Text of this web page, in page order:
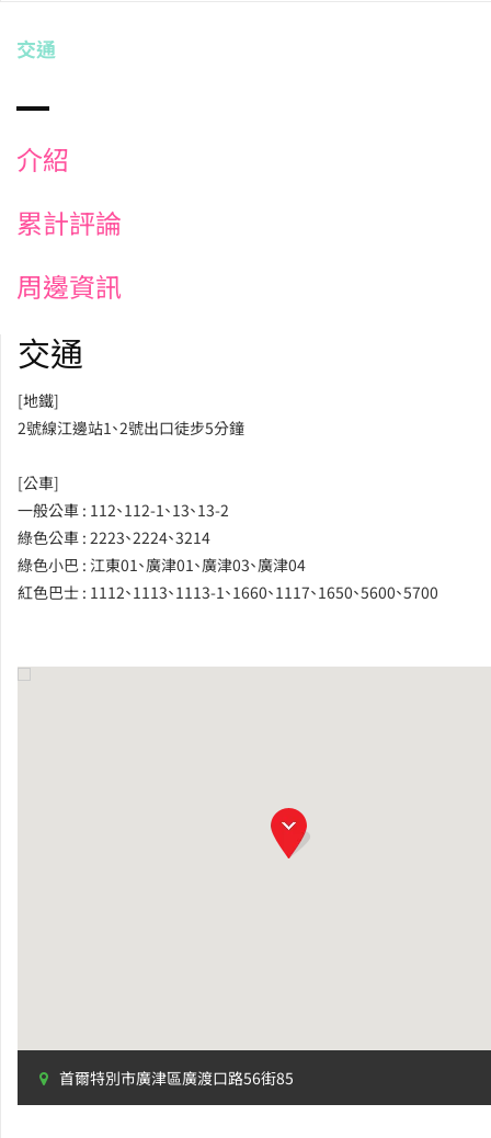
交通
介紹
累計評論
周邊資訊
交通
[地鐵]
2號線江邊站1、2號出口徒步5分鐘
[公車]
一般公車 : 112、112-1、13、13-2
綠色公車 : 2223、2224、3214
綠色小巴 : 江東01、廣津01、廣津03、廣津04
紅色巴士 : 1112、1113、1113-1、1660、1117、1650、5600、5700
首爾特別市廣津區廣渡口路56街85